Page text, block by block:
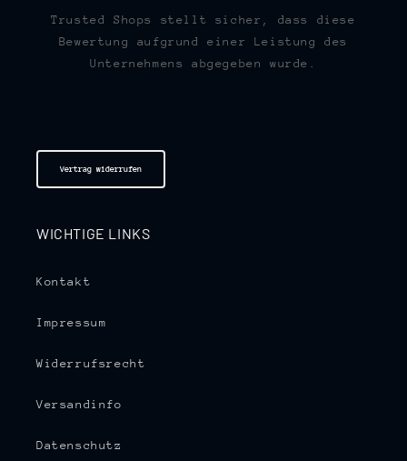
Trusted Shops stellt sicher, dass diese
Bewertung aufgrund einer Leistung des
Unternehmens abgegeben wurde.
Vertrag widerrufen
WICHTIGE LINKS
Kontakt
Impressum
Widerrufsrecht
Versandinfo
Datenschutz